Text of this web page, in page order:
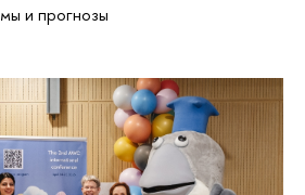
и прогнозы